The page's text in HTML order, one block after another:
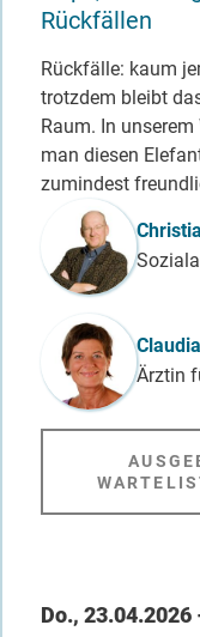
Rückfällen
Rückfälle: kaum
trotzdem bleibt
Raum. In
man diesen
zumindest
Referent_in
Ärztin
Datum / Uhrzeit
Do.,